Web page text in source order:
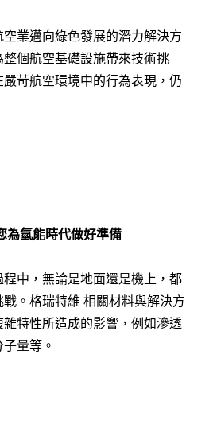
業邁向綠色發展的潛力解決方
個航空基礎設施帶來技術挑
苛航空環境中的行為表現，仍
為氫能時代做好準備
中，無論是地面還是機上，都
。格瑞特維 相關材料與解決方
特性所造成的影響，例如滲透
量等。